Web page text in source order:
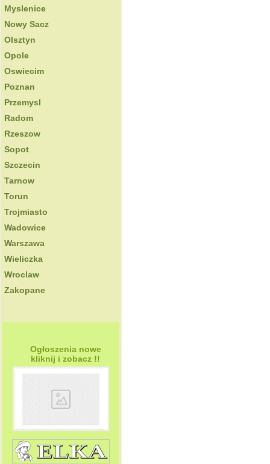
Myslenice
Nowy Sacz
Olsztyn
Opole
Oswiecim
Poznan
Przemysl
Radom
Rzeszow
Sopot
Szczecin
Tarnow
Torun
Trojmiasto
Wadowice
Warszawa
Wieliczka
Wroclaw
Zakopane
Ogłoszenia nowe
kliknij i zobacz !!